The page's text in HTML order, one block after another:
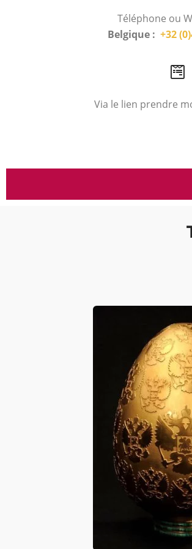
Téléphone ou
Belgique : +32
Via le lien prendre